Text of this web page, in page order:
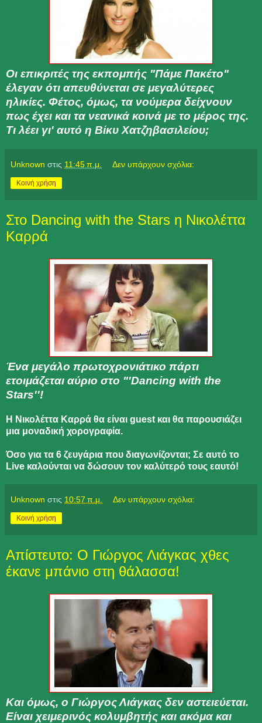
Οι επικριτές της εκπομπής "Πάμε Πακέτο"
έλεγαν ότι απευθύνεται σε μεγαλύτερες
ηλικίες. Φέτος, όμως, τα νούμερα δείχνουν
πως έχει και τα νεανικά κοινά με το μέρος της.
Τι λέει γι' αυτό η Βίκυ Χατζηβασιλείου;
Unknown στις 11:45 π.μ. Δεν υπάρχουν σχόλια:
Κοινή χρήση
Στο Dancing with the Stars η Νικολέττα
Καρρά
Ένα μεγάλο πρωτοχρονιάτικο πάρτι
ετοιμάζεται αύριο στο "'Dancing with the
Stars''!
Η Νικολέττα Καρρά θα είναι guest και θα παρουσιάζει
μια μοναδική χορογραφία.
Όσο για τα 6 ζευγάρια που διαγωνίζονται; Σε αυτό το
Live καλούνται να δώσουν τον καλύτερό τους εαυτό!
Unknown στις 10:57 π.μ. Δεν υπάρχουν σχόλια:
Κοινή χρήση
Απίστευτο: Ο Γιώργος Λιάγκας χθες
έκανε μπάνιο στη θάλασσα!
Και όμως, ο Γιώργος Λιάγκας δεν αστειεύεται.
Είναι χειμερινός κολυμβητής και ακόμα και